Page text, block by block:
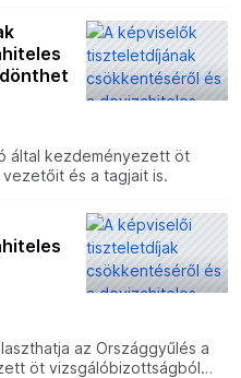
által kezdeményezett öt
és a tagjait is.
az Országgyűlés a
öt vizsgálóbizottságból